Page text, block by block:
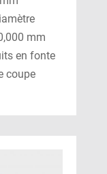
mm
en fonte
coupe